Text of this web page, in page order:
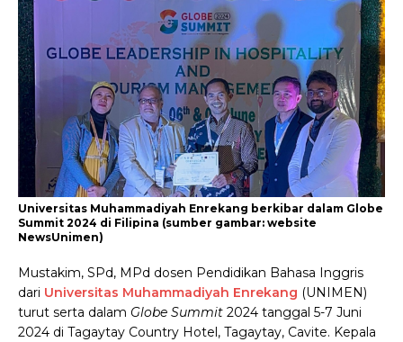
Universitas Muhammadiyah Enrekang berkibar dalam Globe
Summit 2024 di Filipina (sumber gambar: website
NewsUnimen)
Mustakim, SPd, MPd dosen Pendidikan Bahasa Inggris
dari Universitas Muhammadiyah Enrekang (UNIMEN)
turut serta dalam Globe Summit 2024 tanggal 5-7 Juni
2024 di Tagaytay Country Hotel, Tagaytay, Cavite. Kepala